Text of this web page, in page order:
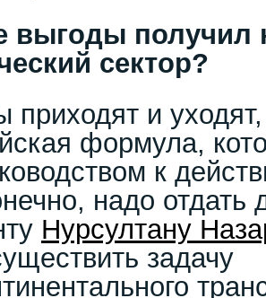
выгоды получил
сектор?
приходят и
формула,
к
надо
Нурсултану
задачу